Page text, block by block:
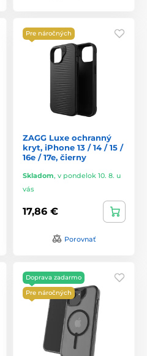
Pre náročných
ZAGG Luxe ochranný
kryt, iPhone 13 / 14 / 15 /
16e / 17e, čierny
Skladom, v pondelok 10. 8. u
vás
17,86 €
Porovnať
Doprava zadarmo
Pre náročných